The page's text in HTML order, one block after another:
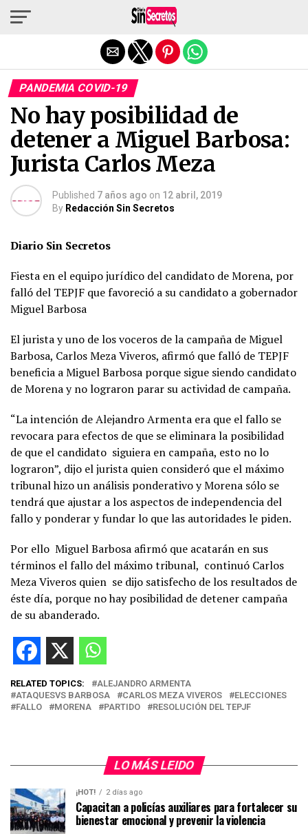
PANDEMIA COVID-19
No hay posibilidad de
detener a Miguel Barbosa:
Jurista Carlos Meza
Published 7 años ago on 12 abril, 2019
By Redacción Sin Secretos
Diario Sin Secretos
Fiesta en el equipo jurídico del candidato de Morena, por
falló del TEPJF que favoreció a su candidato a gobernador
Miguel Barbosa
El jurista y uno de los voceros de la campaña de Miguel
Barbosa, Carlos Meza Viveros, afirmó que falló de TEPJF
beneficia a Miguel Barbosa porque sigue siendo candidato
de Morena y no lograron parar su actividad de campaña.
“La intención de Alejandro Armenta era que el fallo se
revocara para efectos de que se eliminara la posibilidad
de que el candidato siguiera en campaña, esto no lo
lograron”, dijo el jurista quien consideró que el máximo
tribunal hizo un análisis ponderativo y Morena sólo se
tendrá que ajustar a los aspectos de independencia del
fallo y ponderar y fundar lo que las autoridades le piden.
Por ello Miguel Barbosa afirmó que acatarán en sus
términos el fallo del máximo tribunal, continuó Carlos
Meza Viveros quien se dijo satisfecho de los resultados de
éste día, porque no hay posibilidad de detener campaña
de su abanderado.
RELATED TOPICS:
ALEJANDRO ARMENTA
ATAQUESVS BARBOSA
CARLOS MEZA VIVEROS
ELECCIONES
FALLO
MORENA PARTIDO RESOLUCIÓN DEL TEPJF
LO MÁS LEIDO
¡HOT! 2 días ago
Capacitan a policías auxiliares para fortalecer su
bienestar emocional y prevenir la violencia
Salir de la versión móvil